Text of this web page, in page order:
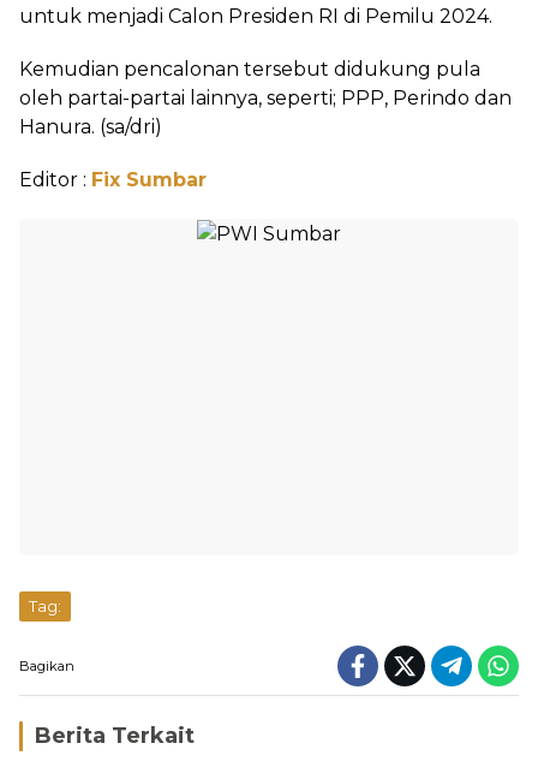
untuk menjadi Calon Presiden RI di Pemilu 2024.
Kemudian pencalonan tersebut didukung pula
oleh partai-partai lainnya, seperti; PPP, Perindo dan
Hanura. (sa/dri)
Editor : Fix Sumbar
Tag:
Bagikan
Berita Terkait